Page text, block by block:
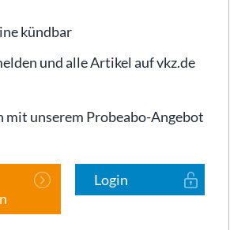
kündbar
und alle Artikel auf vkz.de
mit unserem Probeabo-Angebot
Login